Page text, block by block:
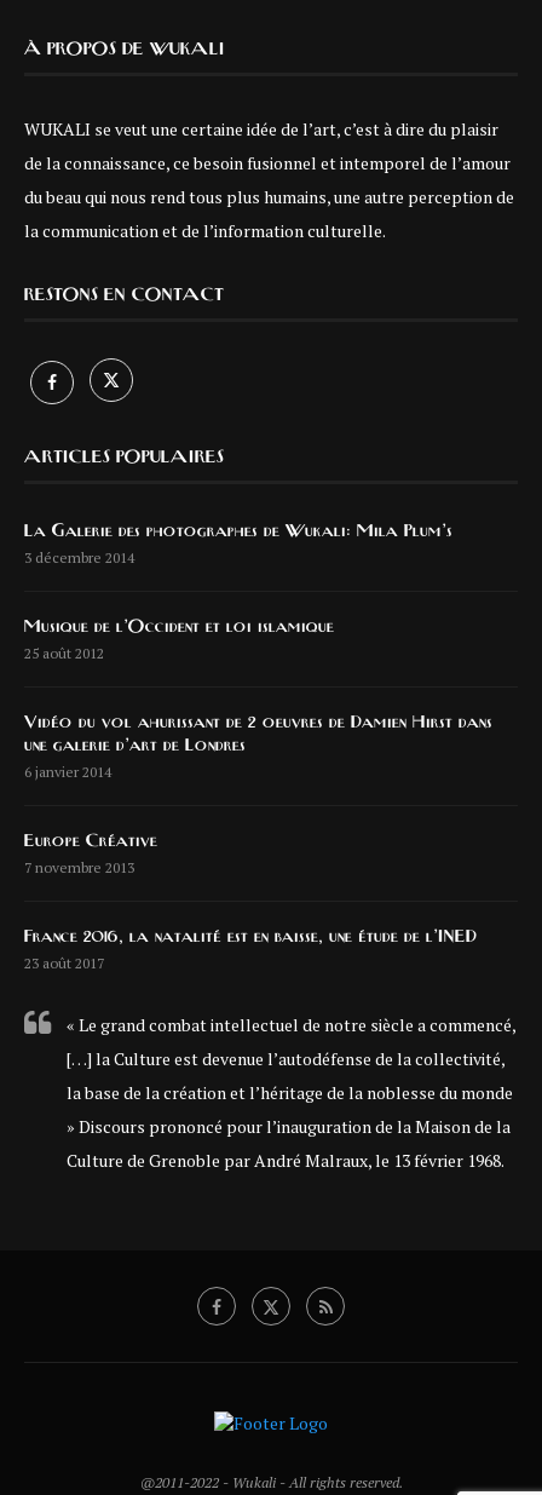
À PROPOS DE WUKALI
WUKALI se veut une certaine idée de l’art, c’est à dire du plaisir
de la connaissance, ce besoin fusionnel et intemporel de l’amour
du beau qui nous rend tous plus humains, une autre perception de
la communication et de l’information culturelle.
RESTONS EN CONTACT
ARTICLES POPULAIRES
La Galerie des photographes de Wukali: Mila Plum’s
3 décembre 2014
Musique de l’Occident et loi islamique
25 août 2012
Vidéo du vol ahurissant de 2 oeuvres de Damien Hirst dans
une galerie d’art de Londres
6 janvier 2014
Europe Créative
7 novembre 2013
France 2016, la natalité est en baisse, une étude de l’INED
23 août 2017
« Le grand combat intellectuel de notre siècle a commencé,
[…] la Culture est devenue l’autodéfense de la collectivité,
la base de la création et l’héritage de la noblesse du monde
» Discours prononcé pour l’inauguration de la Maison de la
Culture de Grenoble par André Malraux, le 13 février 1968.
@2011-2022 - Wukali - All rights reserved.